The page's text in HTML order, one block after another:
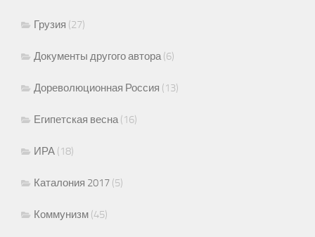
Грузия (27)
Документы другого автора(6)
Дореволюционная Россия (13)
Египетская весна(16)
ИРА (18)
Каталония 2017 (5)
Коммунизм (45)